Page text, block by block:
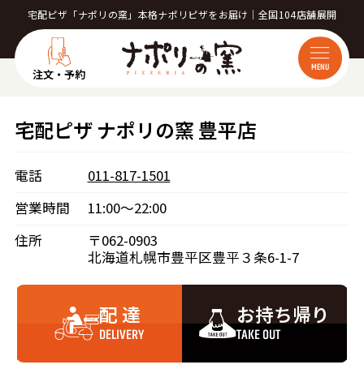
宅配ピザ「ナポリの窯」本格ナポリピザをお届け｜全国104店舗展開
注文・予約 MENU
宅配ピザ ナポリの窯 豊平店
電話
011-817-1501
営業時間
11:00～22:00
住所
〒062-0903
北海道札幌市豊平区豊平３条6-1-7
配 達
DELIVERY
お持ち帰り
TAKE OUT